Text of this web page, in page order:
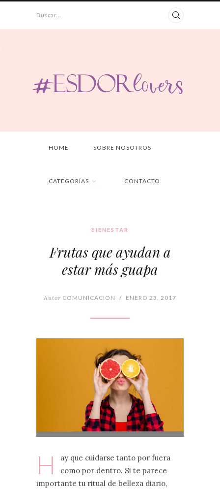
Buscar...
HOME SOBRE NOSOTROS
CATEGORÍAS CONTACTO
BIENESTAR
Frutas que ayudan a
estar más guapa
Autor COMUNICACION / ENERO 23, 2017
H
ay que cuidarse tanto por fuera
como por dentro. Si te parece
importante tu ritual de belleza diario,